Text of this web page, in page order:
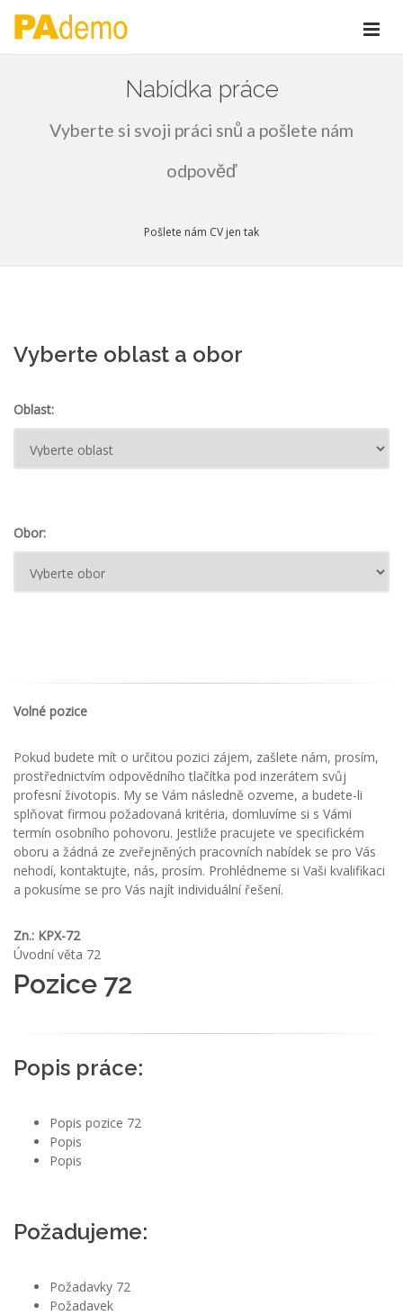
Nabídka práce
Vyberte si svoji práci snů a pošlete nám
odpověď
Pošlete nám CV jen tak
Vyberte oblast a obor
Oblast:
Obor:
Volné pozice
Pokud budete mít o určitou pozici zájem, zašlete nám, prosím,
prostřednictvím odpovědního tlačítka pod inzerátem svůj
profesní životopis. My se Vám následně ozveme, a budete-li
splňovat firmou požadovaná kritéria, domluvíme si s Vámi
termín osobního pohovoru. Jestliže pracujete ve specifickém
oboru a žádná ze zveřejněných pracovních nabídek se pro Vás
nehodí, kontaktujte, nás, prosím. Prohlédneme si Vaši kvalifikaci
a pokusíme se pro Vás najít individuální řešení.
Zn.: KPX-72
Úvodní věta 72
Pozice 72
Popis práce:
Popis pozice 72
Popis
Popis
Požadujeme:
Požadavky 72
Požadavek